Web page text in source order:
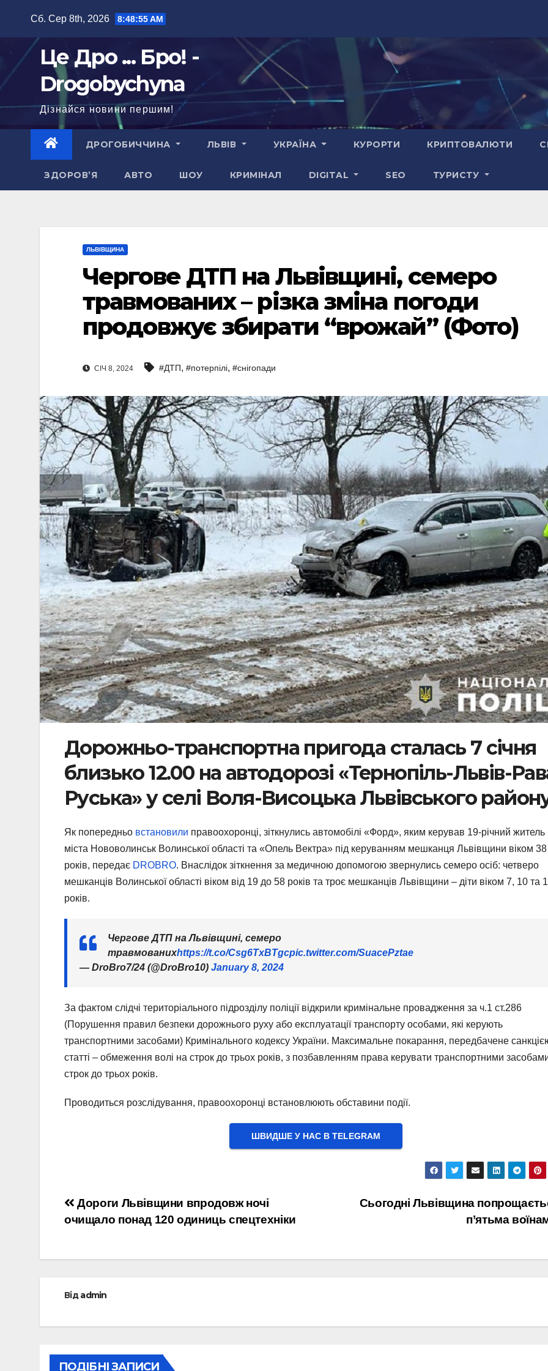
Сб. Сер 8th, 2026 8:48:56 AM
Це Дро ... Бро! -
Drogobychyna
Дізнайся новини першим!
ДРОГОБИЧЧИНА ЛЬВІВ УКРАЇНА КУРОРТИ КРИПТОВАЛЮТИ
ЗДОРОВ’Я АВТО ШОУ КРИМІНАЛ DIGITAL SEO ТУРИСТУ
ЛЬВІВЩИНА
Чергове ДТП на Львівщині, семеро
травмованих – різка зміна погоди
продовжує збирати “врожай” (Фото)
СІЧ 8, 2024 #ДТП, #потерпілі, #снігопади
Дорожньо-транспортна пригода сталась 7 січня
близько 12.00 на автодорозі «Тернопіль-Львів-
Руська» у селі Воля-Висоцька Львівського
Як попередньо встановили правоохоронці, зіткнулись автомобілі «Форд», яким керував 19-річний житель
міста Нововолинськ Волинської області та «Опель Вектра» під керуванням мешканця Львівщини віком 38
років, передає DROBRO. Внаслідок зіткнення за медичною допомогою звернулись семеро осіб: четверо
мешканців Волинської області віком від 19 до 58 років та троє мешканців Львівщини – діти віком 7, 10 та
років.
Чергове ДТП на Львівщині, семеро
травмованихhttps://t.co/Csg6TxBTgcpic.twitter.com/SuacePztae
— DroBro7/24 (@DroBro10) January 8, 2024
За фактом слідчі територіального підрозділу поліції відкрили кримінальне провадження за ч.1 ст.286
(Порушення правил безпеки дорожнього руху або експлуатації транспорту особами, які керують
транспортними засобами) Кримінального кодексу України. Максимальне покарання, передбачене
статті – обмеження волі на строк до трьох років, з позбавленням права керувати транспортними
строк до трьох років.
Проводиться розслідування, правоохоронці встановлюють обставини події.
ШВИДШЕ У НАС В ТELEGRAM
Навігація
записів
Сьогодні Львівщина
п’ятьма
Дороги Львівщини впродовж ночі
очищало понад 120 одиниць спецтехніки
Відadmin
ПОДІБНІ ЗАПИСИ